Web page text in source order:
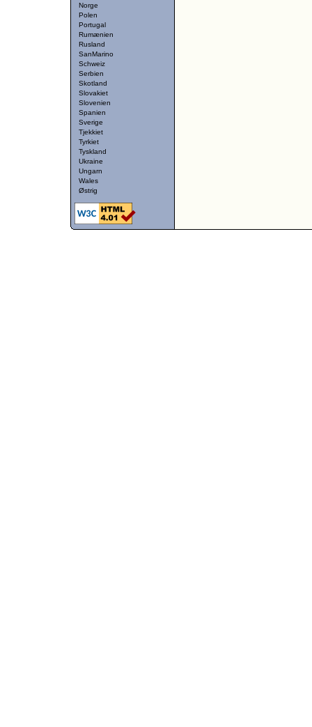
Norge
Polen
Portugal
Rumænien
Rusland
SanMarino
Schweiz
Serbien
Skotland
Slovakiet
Slovenien
Spanien
Sverige
Tjekkiet
Tyrkiet
Tyskland
Ukraine
Ungarn
Wales
Østrig